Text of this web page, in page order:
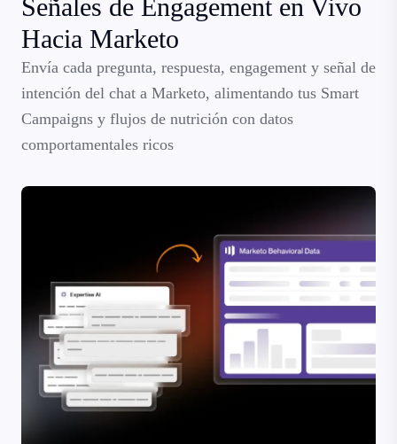
Señales de Engagement en Vivo
Hacia Marketo
Envía cada pregunta, respuesta, engagement y señal de
intención del chat a Marketo, alimentando tus Smart
Campaigns y flujos de nutrición con datos
comportamentales ricos